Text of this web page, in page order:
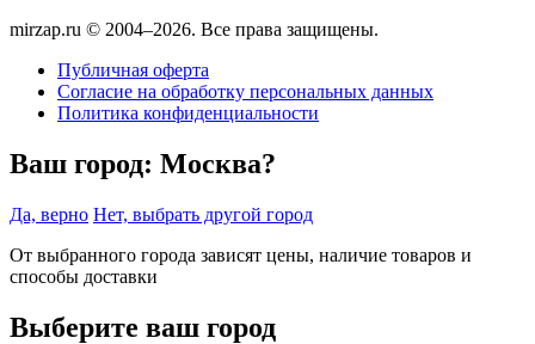
mirzap.ru © 2004–2026. Все права защищены.
Публичная оферта
Согласие на обработку персональных данных
Политика конфиденциальности
Ваш город: Москва?
Да, верно Нет, выбрать другой город
От выбранного города зависят цены, наличие товаров и
способы доставки
Выберите ваш город